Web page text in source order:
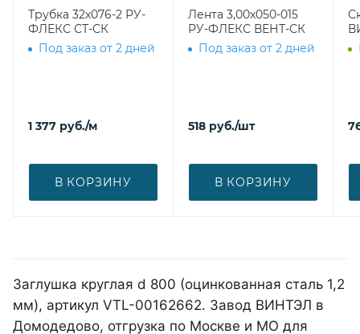
Трубка 32х076-2 РУ-
ФЛЕКС СТ-СК
Под заказ от 2 дней
1 377 руб./м
В КОРЗИНУ
Лента 3,00х050-015
РУ-ФЛЕКС ВЕНТ-СК
Под заказ от 2 дней
518 руб./шт
В КОРЗИНУ
Заглушка круглая d 800 (оцинкованная сталь 1,2
мм), артикул VTL-00162662. Завод ВИНТЭЛ в
Домодедово, отгрузка по Москве и МО для